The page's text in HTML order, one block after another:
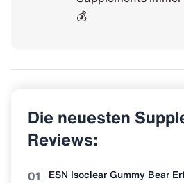
💰
Die neuesten
Reviews:
01